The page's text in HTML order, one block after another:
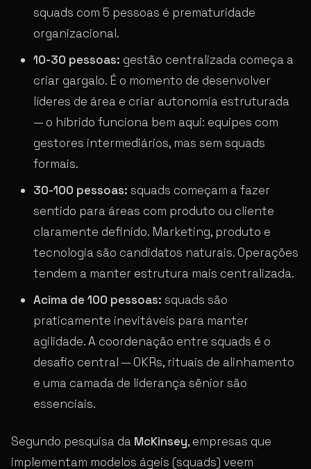
squads com 5 pessoas é prematuridade
organizacional.
10-30 pessoas: gestão centralizada começa a
criar gargalo. É o momento de desenvolver
líderes de área e criar autonomia estruturada
— o híbrido funciona bem aqui: equipes com
gestores intermediários, mas sem squads
formais.
30-100 pessoas: squads começam a fazer
sentido para áreas com produto ou cliente
claramente definido. Marketing, produto e
tecnologia são candidatos naturais. Operações
tendem a manter estrutura mais centralizada.
Acima de 100 pessoas: squads são
praticamente inevitáveis para manter
agilidade. A coordenação entre squads é o
desafio central — OKRs, rituais de alinhamento
e uma camada de liderança sênior são
essenciais.
Segundo pesquisa da McKinsey, empresas que
implementam modelos ágeis (squads) veem